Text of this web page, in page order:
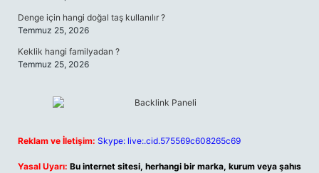
Denge için hangi doğal taş kullanılır ?
Temmuz 25, 2026
Keklik hangi familyadan ?
Temmuz 25, 2026
Reklam ve İletişim: Skype: live:.cid.575569c608265c69
Yasal Uyarı: Bu internet sitesi, herhangi bir marka, kurum veya şahıs